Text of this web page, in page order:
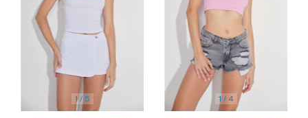
1/ 5 1/ 4